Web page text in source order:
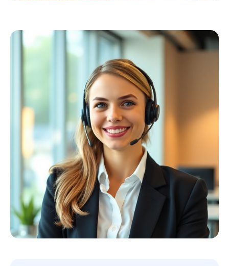
Schweißer
Profiausrüstung
Kollektion ansehen